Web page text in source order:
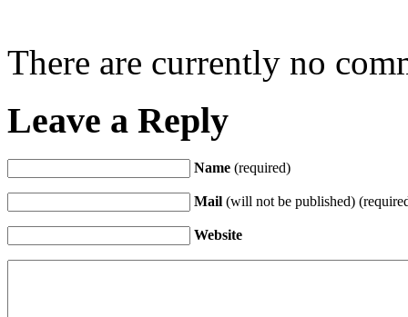
There are currently no
Leave a Reply
Name (required)
Mail (will not be published)
Website